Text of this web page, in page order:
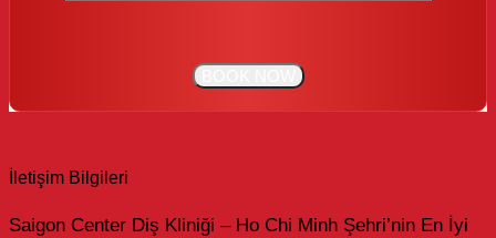
İletişim Bilgileri
Saigon Center Diş Kliniği – Ho Chi Minh Şehri’nin En İyi